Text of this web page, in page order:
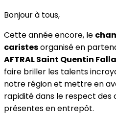
Bonjour à tous,
Cette année encore, le
caristesorganisé en
AFTRAL Saint Quentin
faire briller les talents
notre région et mettre en
rapidité dans le respect des
présentes en entrepôt.